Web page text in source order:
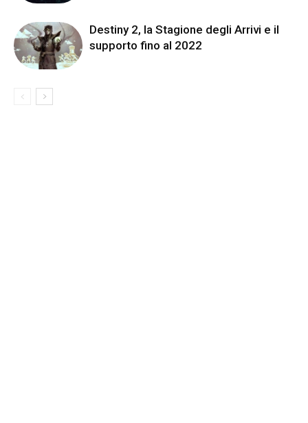
Destiny 2, la Stagione degli Arrivi e il
supporto fino al 2022